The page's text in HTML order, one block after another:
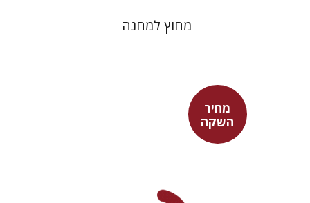
מחוץ למחנה
מחיר
השקהפיני איפרגן